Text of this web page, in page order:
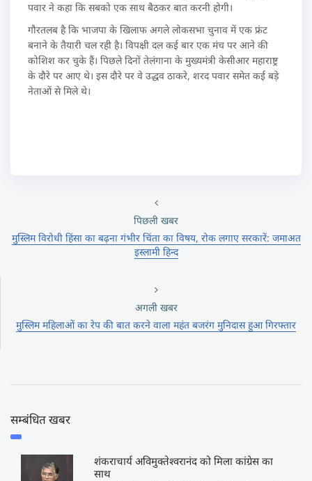
पवार ने कहा कि सबको एक साथ बैठकर बात करनी होगी।
गौरतलब है कि भाजपा के खिलाफ अगले लोकसभा चुनाव में एक फ्रंट
बनाने के तैयारी चल रही है। विपक्षी दल कई बार एक मंच पर आने की
कोशिश कर चुके हैं। पिछले दिनों तेलंगाना के मुख्यमंत्री केसीआर महाराष्ट्र
के दौरे पर आए थे। इस दौरे पर वे उद्धव ठाकरे, शरद पवार समेत कई बड़े
नेताओं से मिले थे।
पिछली खबर
मुस्लिम विरोधी हिंसा का बढ़ना गंभीर चिंता का विषय, रोक लगाए सरकारें: जमाअत
इस्लामी हिन्द
अगली खबर
मुस्लिम महिलाओं का रेप की बात करने वाला महंत बजरंग मुनिदास हुआ गिरफ्तार
सम्बंधित खबर
शंकराचार्य अविमुक्तेश्वरानंद को मिला कांग्रेस का
साथ